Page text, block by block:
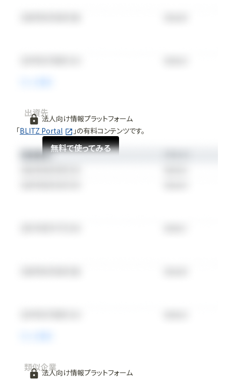
法人向け情報プラットフォーム
「BLITZ Portal 」の有料コンテンツです。
無料で使ってみる
出資先
法人向け情報プラットフォーム
類似企業